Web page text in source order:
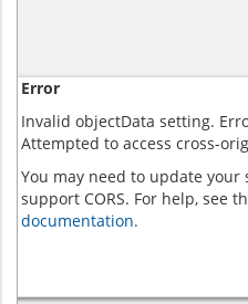
Error
Invalid objectData setting.
Attempted to access cross-
You may need to update
support CORS. For help, see
documentation.